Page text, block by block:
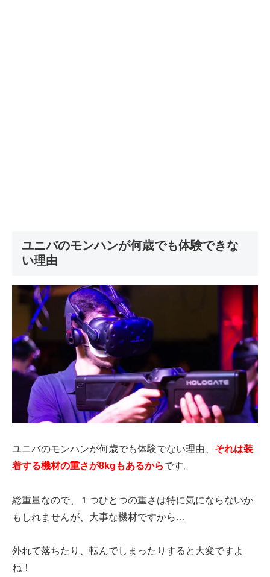
ユニバのモンハンが何歳でも体験できな
い理由
ユニバのモンハンが何歳でも体験でない理由、 それは装
着する機材の重さが8kg もあるからです。
総重量なので、１つひとつの重さは特に気にならないか
もしれませんが、大事な機材ですから…
外れて落ちたり、転んでしまったりすると大変ですよ
ね！